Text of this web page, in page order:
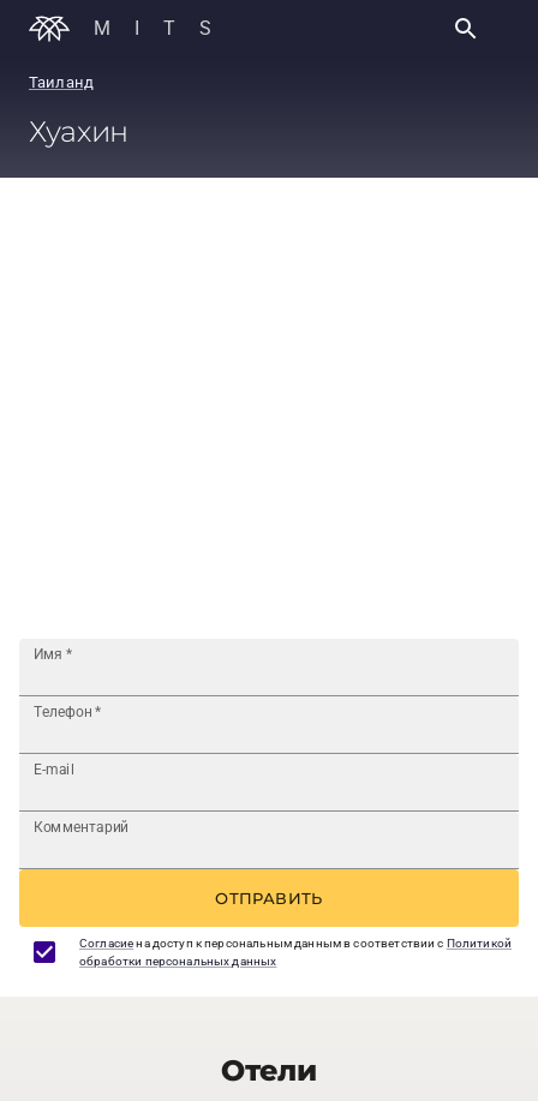
MITS
Таиланд
Хуахин
Имя *
Телефон *
E-mail
Комментарий
ОТПРАВИТЬ
Согласиена доступ к персональным данным в соответствии с Политикой
обработки персональных данных
Отели